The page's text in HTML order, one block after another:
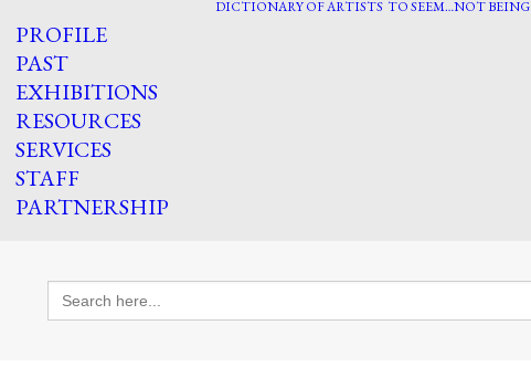
PROFILE
PAST
EXHIBITIONS
RESOURCES
SERVICES
STAFF
PARTNERSHIP
DICTIONARY OF ARTISTS TO SEEM…NOT BEING
Search
for: